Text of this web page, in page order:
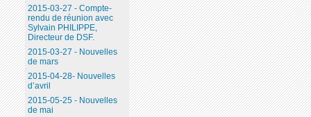
2015-03-27 - Compte-
rendu de réunion avec
Sylvain PHILIPPE,
Directeur de DSF.
2015-03-27 - Nouvelles
de mars
2015-04-28- Nouvelles
d’avril
2015-05-25 - Nouvelles
de mai